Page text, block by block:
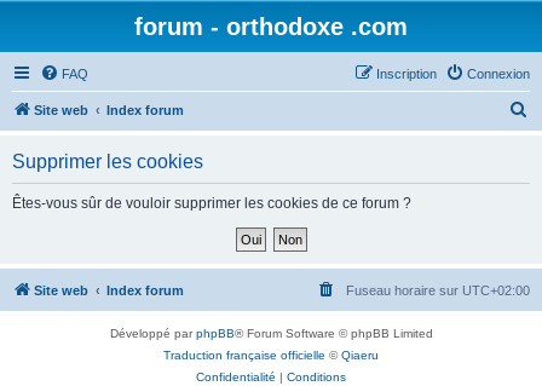
forum - orthodoxe .com
FAQ Connexion
Inscription
Site web Index forum
h
Supprimer les cookies
Êtes-vous sûr de vouloir supprimer les cookies de ce forum ?
Site web Index forum Fuseau horaire sur UTC+02:00
Développé parphpBB® Forum Software © phpBB Limited
Traduction française officielle ©Qiaeru
Confidentialité | Conditions